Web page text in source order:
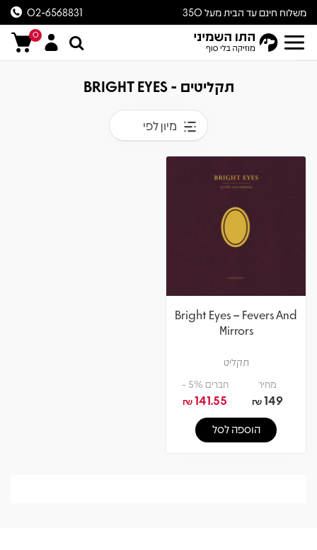
משלוח חינם עד הבית מעל 350
ש״ח
02-6568831
0
תקליטים - BRIGHT EYES
מיון לפי
Bright Eyes – Fevers And
Mirrors
תקליט
מחיר
149
₪
חברים 5% -
141.55
₪
הוספה לסל